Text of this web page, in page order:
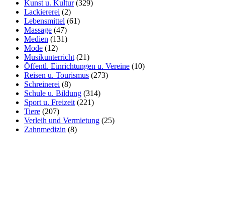
Kunst u. Kultur(329)
Lackiererei (2)
Lebensmittel (61)
Massage (47)
Medien (131)
Mode (12)
Musikunterricht (21)
Öffentl. Einrichtungen u. Vereine (10)
Reisen u. Tourismus (273)
Schreinerei (8)
Schule u. Bildung (314)
Sport u. Freizeit (221)
Tiere (207)
Verleih und Vermietung (25)
Zahnmedizin (8)